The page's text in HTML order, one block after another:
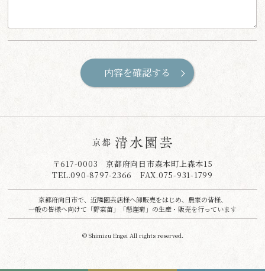
〒617-0003 京都府向日市森本町上森本15
TEL.090-8797-2366 FAX.075-931-1799
京都府向日市で、近隣園芸店様へ卸販売をはじめ、農家の皆様、
一般の皆様へ向けて「野菜苗」「懸崖菊」の生産・販売を行っています
© Shimizu Engei All rights reserved.